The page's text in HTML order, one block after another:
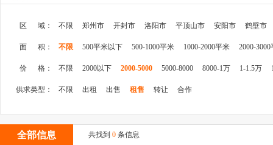
区 域： 不限 郑州市 开封市 洛阳市 平顶山市 安阳市 鹤壁市
面 积： 不限 500平米以下 500-1000平米 1000-2000平米 2000-3000
价 格： 不限 2000以下 2000-5000 5000-8000 8000-1万 1-1.5万
供求类型： 不限 出租 出售 租售 转让 合作
全部信息 共找到 0 条信息